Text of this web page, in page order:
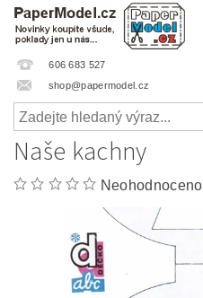
606 683 527
shop@papermodel.cz
Naše kachny
Neohodnoceno